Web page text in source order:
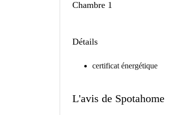
Chambre 1
Détails
certificat énergétique
L'avis de Spotahome